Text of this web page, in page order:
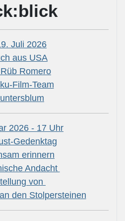
Juli 2026
aus USA
Romero
Film-Team
2026 - 17 Uhr
Gedenktag
erinnern
Andacht
von
den Stolpersteinen